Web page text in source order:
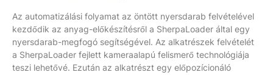
Az automatizálási folyamat az öntött nyersdarab felvételével
kezdődik az anyag-előkészítésről a SherpaLoader által egy
nyersdarab-megfogó segítségével. Az alkatrészek felvételét
a SherpaLoader fejlett kameraalapú felismerő technológiája
teszi lehetővé. Ezután az alkatrészt egy előpozícionáló